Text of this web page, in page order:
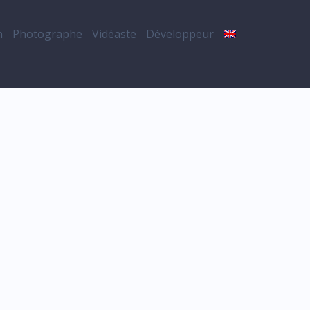
Photographe Vidéaste Développeur